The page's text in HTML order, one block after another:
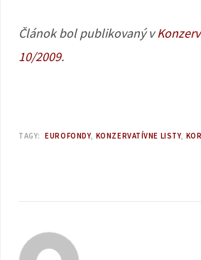
Článok bol publikovaný v
10/2009.
TAGY: EUROFONDY KONZERVATÍVNE LISTY